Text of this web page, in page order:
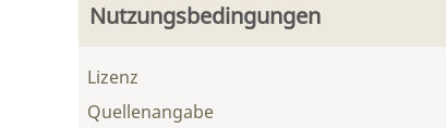
Nutzungsbedingungen
Lizenz
Quellenangabe